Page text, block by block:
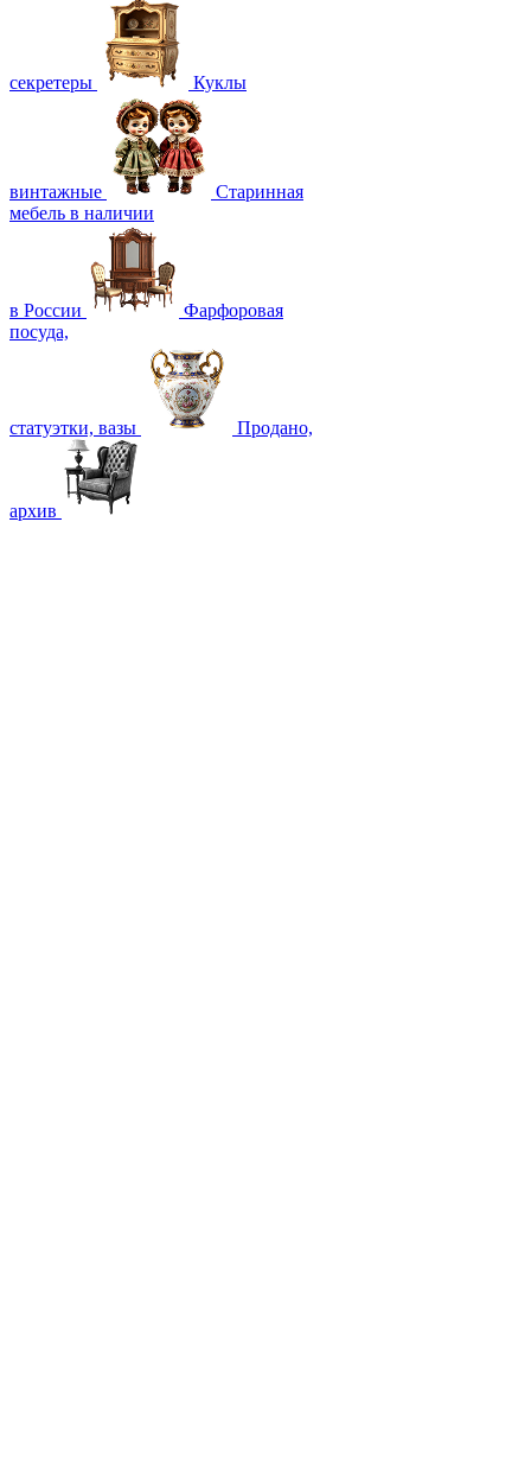
секретеры Куклы
винтажные
Старинная
мебель в наличии
в России
Фарфоровая
посуда,
статуэтки, вазы Продано,
архив